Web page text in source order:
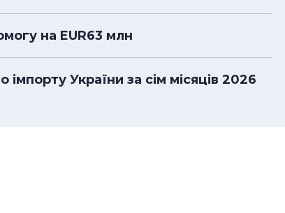
на EUR63 млн
України за сім місяців 2026